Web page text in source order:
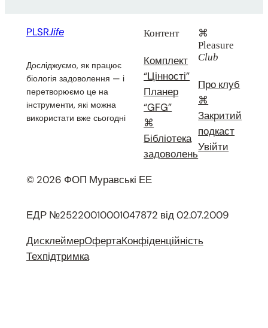
PLSR.life
Досліджуємо, як працює
біологія задоволення — і
перетворюємо це на
інструменти, які можна
використати вже сьогодні
Контент
Комплект
“Цінності”
Планер
“GFG”
⌘
Бібліотека
задоволень
⌘
Pleasure
Club
Про клуб
⌘
Закритий
подкаст
Увійти
© 2026 ФОП Муравські ЕЕ
ЕДР №25220010001047872 від 02.07.2009
ДисклеймерОфертаКонфіденційність
Техпідтримка